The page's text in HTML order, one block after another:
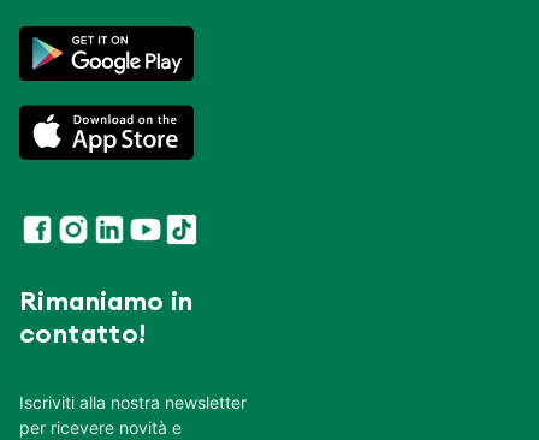
Rimaniamo in
contatto!
Iscriviti alla nostra newsletter
per ricevere novità e